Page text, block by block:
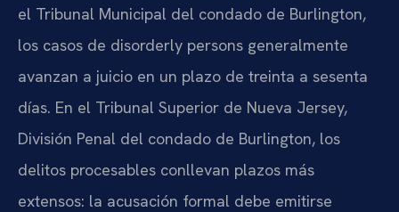
el Tribunal Municipal del condado de Burlington,
los casos de disorderly persons generalmente
avanzan a juicio en un plazo de treinta a sesenta
días. En el Tribunal Superior de Nueva Jersey,
División Penal del condado de Burlington, los
delitos procesables conllevan plazos más
extensos: la acusación formal debe emitirse